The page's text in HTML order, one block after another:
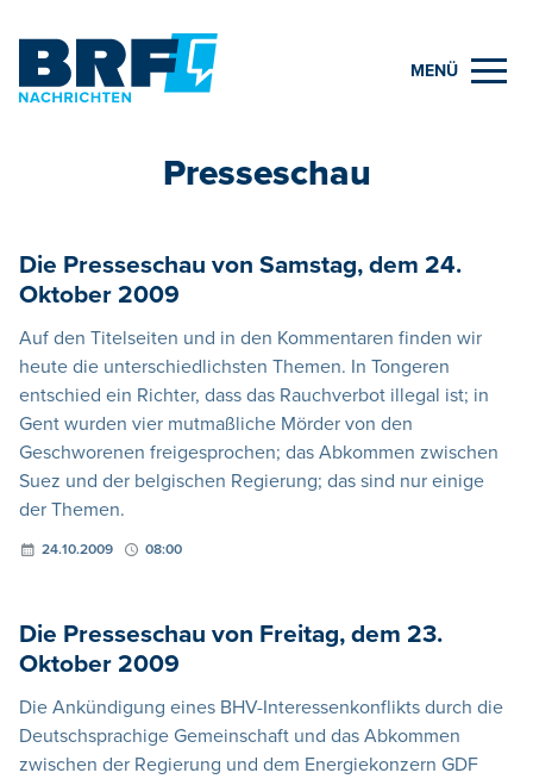
MENÜ
Presseschau
Die Presseschau von Samstag, dem 24.
Oktober 2009
Auf den Titelseiten und in den Kommentaren finden wir
heute die unterschiedlichsten Themen. In Tongeren
entschied ein Richter, dass das Rauchverbot illegal ist; in
Gent wurden vier mutmaßliche Mörder von den
Geschworenen freigesprochen; das Abkommen zwischen
Suez und der belgischen Regierung; das sind nur einige
der Themen.
24.10.2009 08:00
Die Presseschau von Freitag, dem 23.
Oktober 2009
Die Ankündigung eines BHV-Interessenkonflikts durch die
Deutschsprachige Gemeinschaft und das Abkommen
zwischen der Regierung und dem Energiekonzern GDF